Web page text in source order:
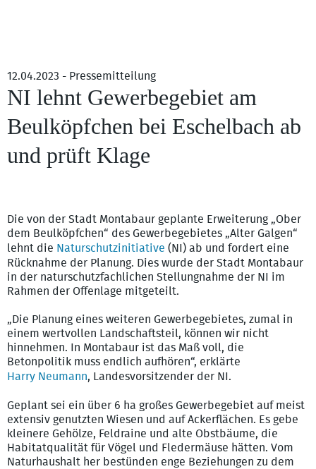
12.04.2023 - Pressemitteilung
NI lehnt Gewerbegebiet am
Beulköpfchen bei Eschelbach ab
und prüft Klage
Beulköpfchen, das dem Gewerbegebiet zum Opfer fallen soll –
Bild: Immo Vollmer
Die von der Stadt Montabaur geplante Erweiterung „Ober
dem Beulköpfchen“ des Gewerbegebietes „Alter Galgen“
lehnt die Naturschutzinitiative (NI) ab und fordert eine
Rücknahme der Planung. Dies wurde der Stadt Montabaur
in der naturschutzfachlichen Stellungnahme der NI im
Rahmen der Offenlage mitgeteilt.
„Die Planung eines weiteren Gewerbegebietes, zumal in
einem wertvollen Landschaftsteil, können wir nicht
hinnehmen. In Montabaur ist das Maß voll, die
Betonpolitik muss endlich aufhören“, erklärte
Harry Neumann, Landesvorsitzender der NI.
Geplant sei ein über 6 ha großes Gewerbegebiet auf meist
extensiv genutzten Wiesen und auf Ackerflächen. Es gebe
kleinere Gehölze, Feldraine und alte Obstbäume, die
Habitatqualität für Vögel und Fledermäuse hätten. Vom
Naturhaushalt her bestünden enge Beziehungen zu dem